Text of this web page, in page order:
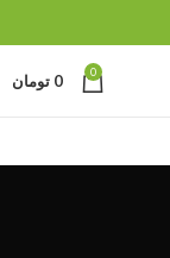
0
0 تومان